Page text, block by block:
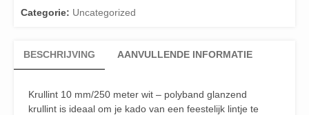
Categorie: Uncategorized
BESCHRIJVING AANVULLENDE INFORMATIE
Krullint 10 mm/250 meter wit – polyband glanzend
krullint is ideaal om je kado van een feestelijk lintje te